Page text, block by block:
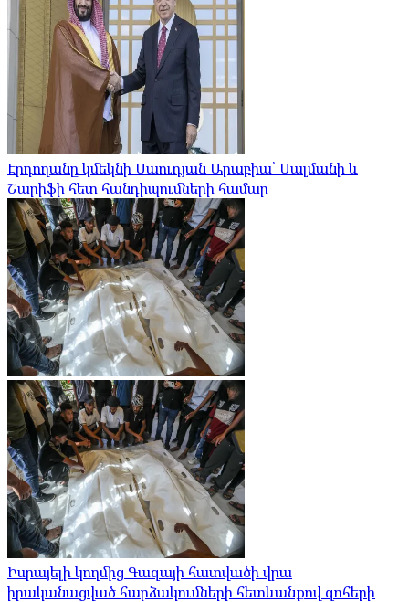
Էրդողանը կմեկնի Սաուդյան Արաբիա՝ Սալմանի և
Շարիֆի հետ հանդիպումների համար
Իսրայելի կողմից Գազայի հատվածի վրա
իրականացված հարձակումների հետևանքով զոհերի